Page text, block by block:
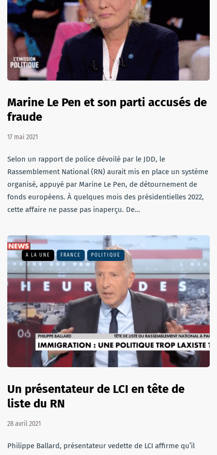
Marine Le Pen et son parti accusés de
fraude
17 mai 2021
Selon un rapport de police dévoilé par le JDD, le
Rassemblement National (RN) aurait mis en place un système
organisé, appuyé par Marine Le Pen, de détournement de
fonds européens. À quelques mois des présidentielles 2022,
cette affaire ne passe pas inaperçu. De…
A LA UNE FRANCE POLITIQUE
Un présentateur de LCI en tête de
liste du RN
28 avril 2021
Philippe Ballard, présentateur vedette de LCI affirme qu’il